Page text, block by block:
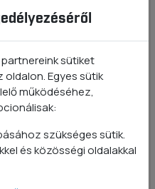
többet kipróbáltam )
diszkomfort
sütiket
Egyes sütik
működéséhez,
szükséges sütik.
és közösségi oldalakkal